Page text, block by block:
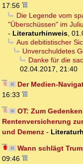
17:56
Die Legende vom
"Überschüssen" im
- Literaturhinweis,
Aus debitistischer
Unverschuldetes
Danke für die
02.04.2017, 21:40
Der Medien-
16:33
OT: Zum
Rentenversicherung
und Demenz -
Wann schlägt
09:46